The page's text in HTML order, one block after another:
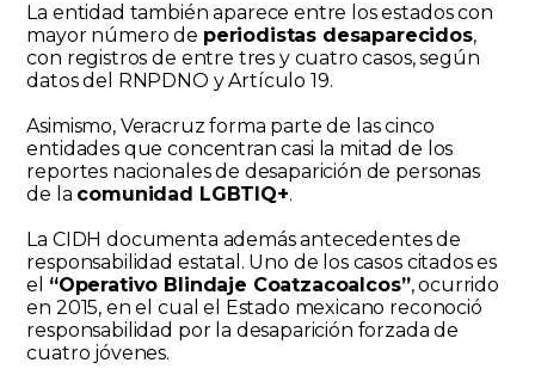
La entidad también aparece entre los estados con
mayor número de periodistas desaparecidos,
con registros de entre tres y cuatro casos, según
datos del RNPDNO y Artículo 19.
Asimismo, Veracruz forma parte de las cinco
entidades que concentran casi la mitad de los
reportes nacionales de desaparición de personas
de la comunidad LGBTIQ+.
La CIDH documenta además antecedentes de
responsabilidad estatal. Uno de los casos citados es
el “Operativo Blindaje Coatzacoalcos”, ocurrido
en 2015, en el cual el Estado mexicano reconoció
responsabilidad por la desaparición forzada de
cuatro jóvenes.